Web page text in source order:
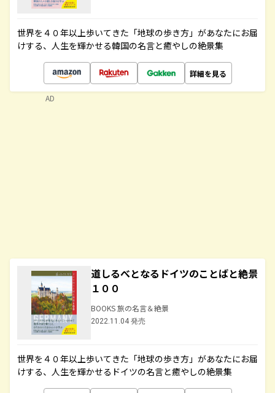
世界を４０年以上歩いてきた「地球の歩き方」があなたにお届
けする、人生を輝かせる韓国の名言と癒やしの絶景集
詳細を見る
道しるべとなるドイツのことばと絶景
１００
BOOKS 旅の名言＆絶景
2022.11.04 発売
世界を４０年以上歩いてきた「地球の歩き方」があなたにお届
けする、人生を輝かせるドイツの名言と癒やしの絶景集
AD